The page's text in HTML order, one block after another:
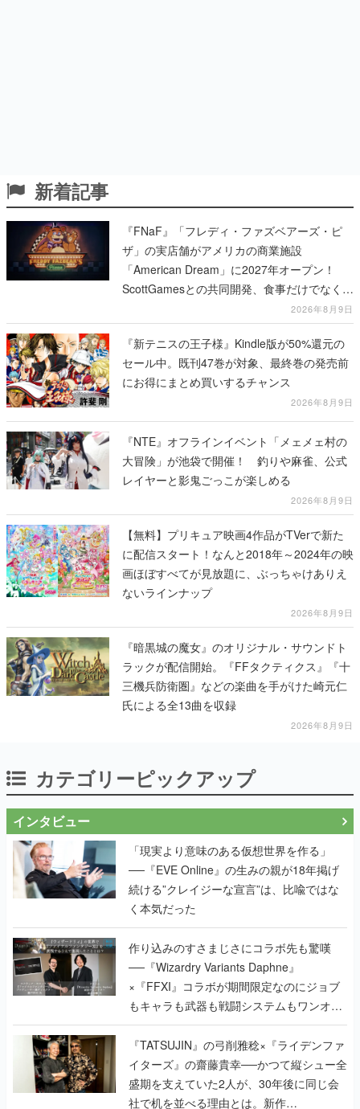
新着記事
『FNaF』「フレディ・ファズベアーズ・ピ
ザ」の実店舗がアメリカの商業施設
「American Dream」に2027年オープン！
ScottGamesとの共同開発、食事だけでなくス
テージショーや没入型のホラー体験も楽しめ
る
2026年8月9日
『新テニスの王子様』Kindle版が50%還元の
セール中。既刊47巻が対象、最終巻の発売前
にお得にまとめ買いするチャンス
2026年8月9日
『NTE』オフラインイベント「メェメェ村の
大冒険」が池袋で開催！ 釣りや麻雀、公式
レイヤーと影鬼ごっこが楽しめる
2026年8月9日
【無料】プリキュア映画4作品がTVerで新た
に配信スタート！なんと2018年～2024年の映
画ほぼすべてが見放題に、ぶっちゃけありえ
ないラインナップ
2026年8月9日
『暗黒城の魔女』のオリジナル・サウンドト
ラックが配信開始。『FFタクティクス』『十
三機兵防衛圏』などの楽曲を手がけた崎元仁
氏による全13曲を収録
2026年8月9日
カテゴリーピックアップ
インタビュー
「現実より意味のある仮想世界を作る」
──『EVE Online』の生みの親が18年掲げ
続ける”クレイジーな宣言”は、比喩ではな
く本気だった
作り込みのすさまじさにコラボ先も驚嘆
──『Wizardry Variants Daphne』
×『FFXI』コラボが期間限定なのにジョブ
もキャラも武器も戦闘システムもワンオフ
で作り込まれた理由を両ディレクターに聞
く
『TATSUJIN』の弓削雅稔×『ライデンファ
イターズ』の齋藤貴幸──かつて縦シュー全
盛期を支えていた2人が、30年後に同じ会
社で机を並べる理由とは。新作